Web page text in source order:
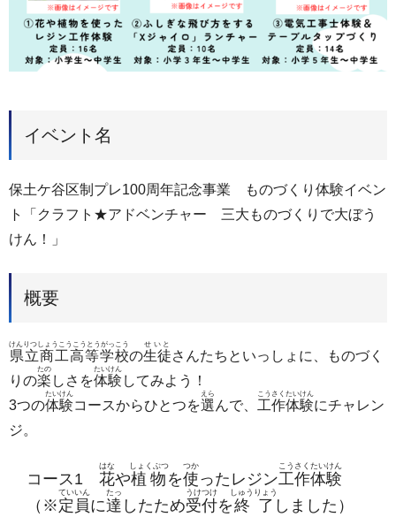
イベント名
保土ケ谷区制プレ100周年記念事業 ものづくり体験イベン
ト「クラフト★アドベンチャー 三大ものづくりで大ぼう
けん！」
概要
県立商工高等学校
けんりつしょうこうこうとうがっこう
の生徒
せいと
さんたちといっしょに、ものづく
りの楽
たの
しさを体験
たいけん
してみよう！
3つの体験
たいけん
コースからひとつを選
えら
んで、 工作体験
こうさくたいけん
にチャレン
ジ。
コース1 花
はな
や植物
しょくぶつ
を使
つか
ったレジン工作体験
こうさくたいけん
（※定員
ていいん
に達
たっ
したため受付
うけつけ
を終了
しゅうりょう
しました）